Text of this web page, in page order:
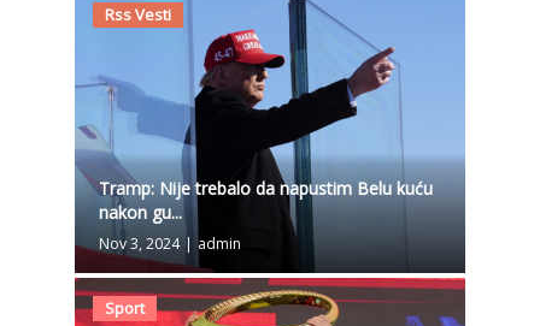
Rss Vesti
Tramp: Nije trebalo da napustim Belu kuću
nakon gu...
Nov 3, 2024 | admin
Sport